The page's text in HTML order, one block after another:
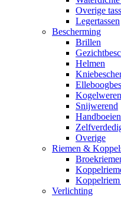
Overige
Legertassen
Bescherming
Brillen
Helmen
Snijwerend
Handboeien
Overige
Riemen &
Koppelriem
Verlichting